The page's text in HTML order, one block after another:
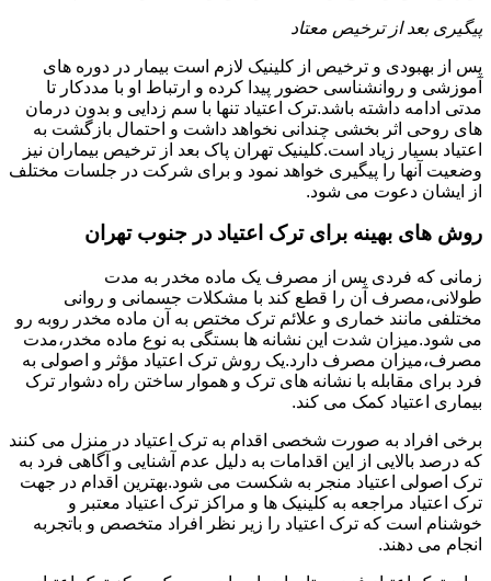
پیگیری بعد از ترخیص معتاد
پس از بهبودی و ترخیص از کلینیک لازم است بیمار در دوره های
آموزشی و روانشناسی حضور پیدا کرده و ارتباط او با مددکار تا
مدتی ادامه داشته باشد.ترک اعتیاد تنها با سم زدایی و بدون درمان
های روحی اثر بخشی چندانی نخواهد داشت و احتمال بازگشت به
اعتیاد بسیار زیاد است.کلینیک تهران پاک بعد از ترخیص بیماران نیز
وضعیت آنها را پیگیری خواهد نمود و برای شرکت در جلسات مختلف
از ایشان دعوت می شود.
روش های بهینه برای ترک اعتیاد در جنوب تهران
زمانی که فردی پس از مصرف یک ماده مخدر به مدت
طولانی،مصرف آن را قطع کند با مشکلات جسمانی و روانی
مختلفی مانند خماری و علائم ترک مختص به آن ماده مخدر روبه رو
می شود.میزان شدت این نشانه ها بستگی به نوع ماده مخدر،مدت
مصرف،میزان مصرف دارد.یک روش ترک اعتیاد مؤثر و اصولی به
فرد برای مقابله با نشانه های ترک و هموار ساختن راه دشوار ترک
بیماری اعتیاد کمک می کند.
برخی افراد به صورت شخصی اقدام به ترک اعتیاد در منزل می کنند
که درصد بالایی از این اقدامات به دلیل عدم آشنایی و آگاهی فرد به
ترک اصولی اعتیاد منجر به شکست می شود.بهترین اقدام در جهت
ترک اعتیاد مراجعه به کلینیک ها و مراکز ترک اعتیاد معتبر و
خوشنام است که ترک اعتیاد را زیر نظر افراد متخصص و باتجربه
انجام می دهند.